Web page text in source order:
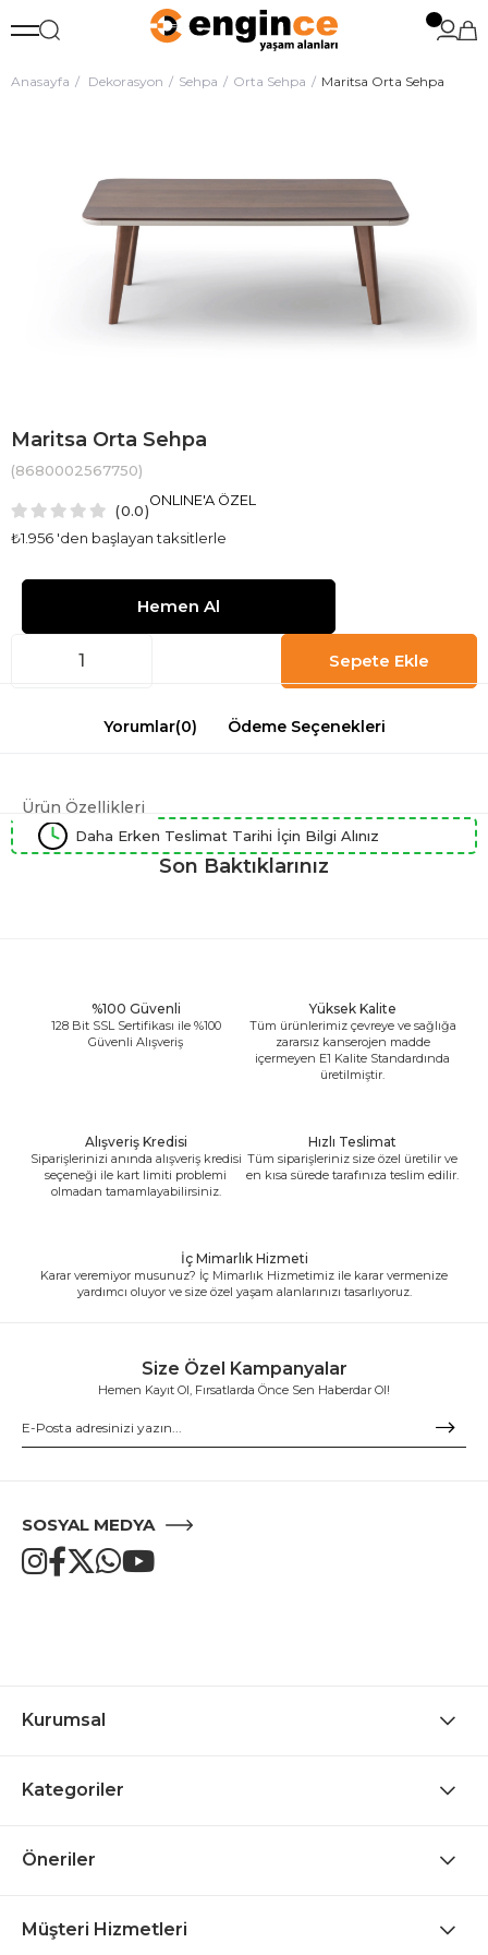
Anasayfa Dekorasyon Sehpa Orta Sehpa Maritsa Orta Sehpa
Maritsa Orta Sehpa
(8680002567750)
0.0
₺1.956 'den başlayan taksitlerle
ONLINE'A ÖZEL
Yorumlar(0) Ödeme Seçenekleri
Ürün Özellikleri
Daha Erken Teslimat Tarihi İçin Bilgi Alınız
Son Baktıklarınız
%100 Güvenli
128 Bit SSL Sertifikası ile %100
Güvenli Alışveriş
Yüksek Kalite
Tüm ürünlerimiz çevreye ve sağlığa
zararsız kanserojen madde
içermeyen E1 Kalite Standardında
üretilmiştir.
Alışveriş Kredisi
Siparişlerinizi anında alışveriş kredisi
seçeneği ile kart limiti problemi
olmadan tamamlayabilirsiniz.
Hızlı Teslimat
Tüm siparişleriniz size özel üretilir ve
en kısa sürede tarafınıza teslim edilir.
İç Mimarlık Hizmeti
Karar veremiyor musunuz? İç Mimarlık Hizmetimiz ile karar vermenize
yardımcı oluyor ve size özel yaşam alanlarınızı tasarlıyoruz.
Size Özel Kampanyalar
Hemen Kayıt Ol, Fırsatlarda Önce Sen Haberdar Ol!
SOSYAL MEDYA
Kurumsal
Kategoriler
Öneriler
Müşteri Hizmetleri